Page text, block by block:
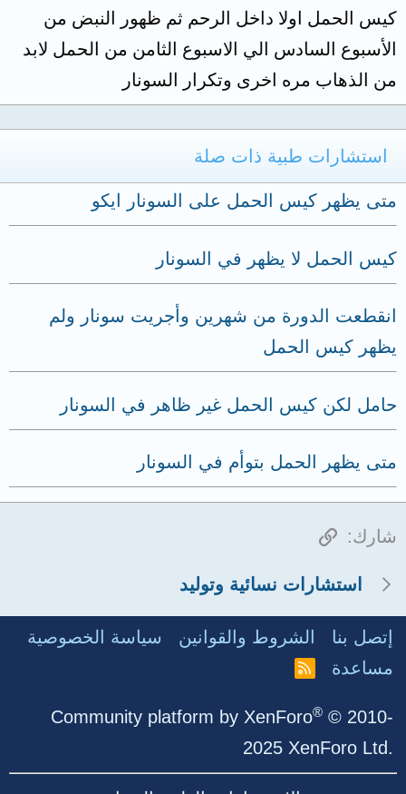
كيس الحمل اولا داخل الرحم ثم ظهور النبض من
الأسبوع السادس الي الاسبوع الثامن من الحمل لابد
من الذهاب مره اخرى وتكرار السونار
استشارات طبية ذات صلة
متى يظهر كيس الحمل على السونار ايكو
كيس الحمل لا يظهر في السونار
انقطعت الدورة من شهرين وأجريت سونار ولم
يظهر كيس الحمل
حامل لكن كيس الحمل غير ظاهر في السونار
متى يظهر الحمل بتوأم في السونار
شارك: الرابط
استشارات نسائية وتوليد
إتصل بنا الشروط والقوانين
سياسة الخصوصية
مساعدة
R
Community platform by XenForo® © 2010-
2025 XenForo Ltd.